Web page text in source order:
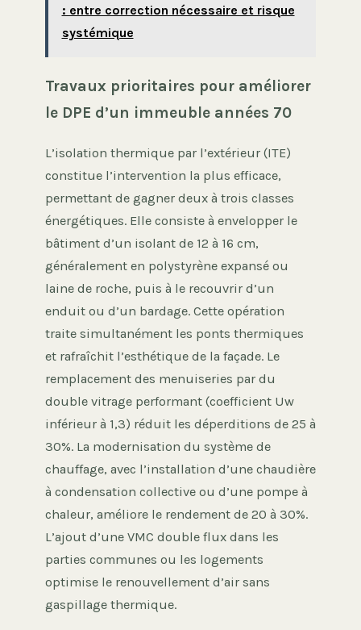
: entre correction nécessaire et risque
systémique
Travaux prioritaires pour améliorer
le DPE d’un immeuble années 70
L’isolation thermique par l’extérieur (ITE)
constitue l’intervention la plus efficace,
permettant de gagner deux à trois classes
énergétiques. Elle consiste à envelopper le
bâtiment d’un isolant de 12 à 16 cm,
généralement en polystyrène expansé ou
laine de roche, puis à le recouvrir d’un
enduit ou d’un bardage. Cette opération
traite simultanément les ponts thermiques
et rafraîchit l’esthétique de la façade. Le
remplacement des menuiseries par du
double vitrage performant (coefficient Uw
inférieur à 1,3) réduit les déperditions de 25 à
30%. La modernisation du système de
chauffage, avec l’installation d’une chaudière
à condensation collective ou d’une pompe à
chaleur, améliore le rendement de 20 à 30%.
L’ajout d’une VMC double flux dans les
parties communes ou les logements
optimise le renouvellement d’air sans
gaspillage thermique.